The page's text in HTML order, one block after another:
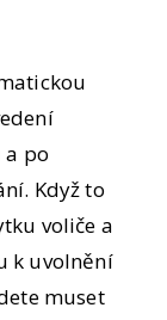
po
Když to
voliče a
k uvolnění
muset